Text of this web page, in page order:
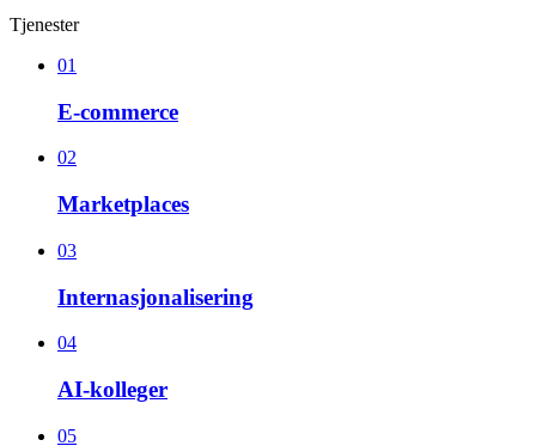
Tjenester
01
E-commerce
02
Marketplaces
03
Internasjonalisering
04
AI-kolleger
05